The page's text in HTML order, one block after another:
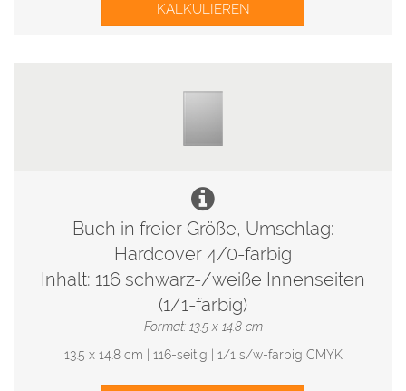
KALKULIEREN
Buch in freier Größe, Umschlag:
Hardcover 4/0-farbig
Inhalt: 116 schwarz-/weiße Innenseiten
(1/1-farbig)
Format: 13.5 x 14.8 cm
13.5 x 14.8 cm | 116-seitig | 1/1 s/w-farbig CMYK